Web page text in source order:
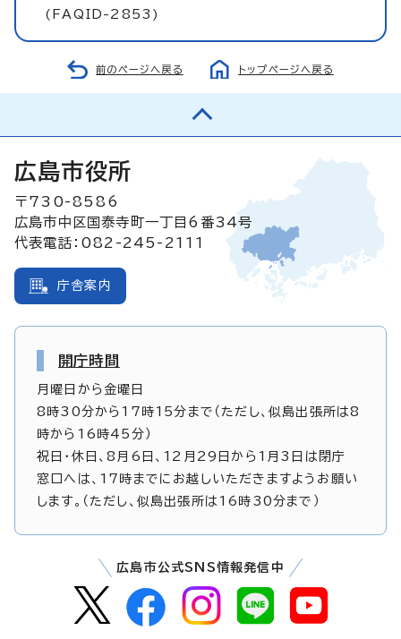
(FAQID-2853)
前のページへ戻る トップページへ戻る
広島市役所
〒730-8586
広島市中区国泰寺町一丁目6番34号
代表電話：082-245-2111
庁舎案内
開庁時間
月曜日から金曜日
8時30分から17時15分まで（ただし、似島出張所は8
時から16時45分）
祝日・休日、8月6日、12月29日から1月3日は閉庁
窓口へは、17時までにお越しいただきますようお願い
します。（ただし、似島出張所は16時30分まで）
広島市公式SNS情報発信中